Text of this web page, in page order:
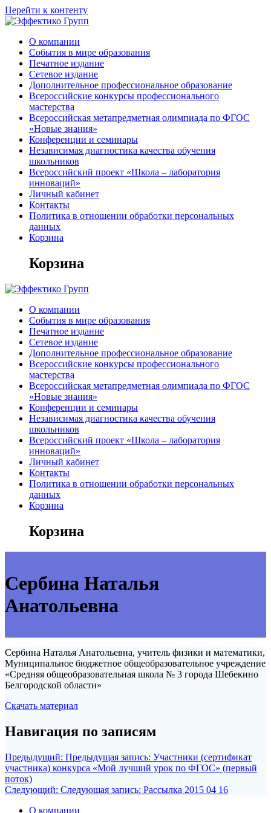
Перейти к контенту
О компании
События в мире образования
Печатное издание
Сетевое издание
Дополнительное профессиональное образование
Всероссийские конкурсы профессионального
мастерства
Всероссийская метапредметная олимпиада по ФГОС
«Новые знания»
Конференции и семинары
Независимая диагностика качества обучения
школьников
Всероссийский проект «Школа – лаборатория
инноваций»
Личный кабинет
Контакты
Политика в отношении обработки персональных
данных
Корзина
Корзина
О компании
События в мире образования
Печатное издание
Сетевое издание
Дополнительное профессиональное образование
Всероссийские конкурсы профессионального
мастерства
Всероссийская метапредметная олимпиада по ФГОС
«Новые знания»
Конференции и семинары
Независимая диагностика качества обучения
школьников
Всероссийский проект «Школа – лаборатория
инноваций»
Личный кабинет
Контакты
Политика в отношении обработки персональных
данных
Корзина
Корзина
Сербина Наталья
Анатольевна
Сербина Наталья Анатольевна, учитель физики и математики,
Муниципальное бюджетное общеобразовательное учреждение
«Средняя общеобразовательная школа № 3 города Шебекино
Белгородской области»
Скачать материал
Навигация по записям
Предыдущий: Предыдущая запись: Участники (сертификат
участника) конкурса «Мой лучший урок по ФГОС» (первый
поток)
Следующий: Следующая запись: Рассылка 2015 04 16
О компании